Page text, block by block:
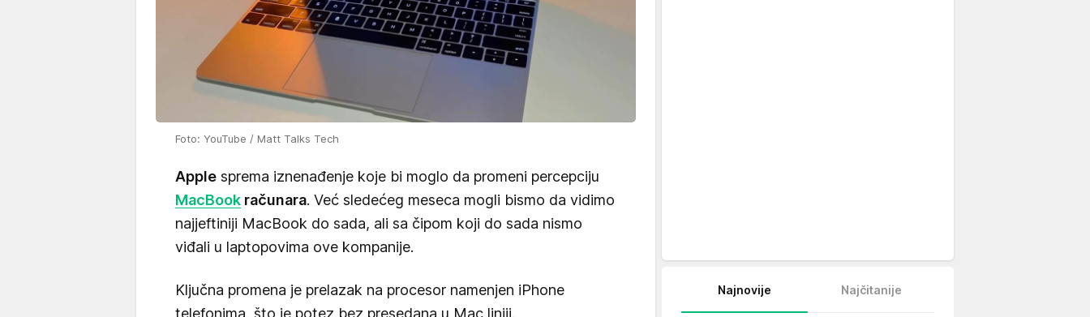
Foto: YouTube / Matt Talks Tech
Apple sprema iznenađenje koje bi moglo da promeni percepciju
MacBook računara. Već sledećeg meseca mogli bismo da vidimo
najjeftiniji MacBook do sada, ali sa čipom koji do sada nismo
viđali u laptopovima ove kompanije.
Ključna promena je prelazak na procesor namenjen iPhone
telefonima, što je potez bez presedana u Mac liniji.
Najnovije Najčitanije